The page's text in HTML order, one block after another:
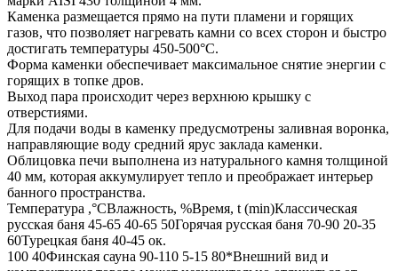
Каменка размещается прямо на пути пламени и горящих
газов, что позволяет нагревать камни со всех сторон и быстро
достигать температуры 450-500°C.
Форма каменки обеспечивает максимальное снятие энергии с
горящих в топке дров.
Выход пара происходит через верхнюю крышку с
отверстиями.
Для подачи воды в каменку предусмотрены заливная воронка,
направляющие воду средний ярус заклада каменки.
Облицовка печи выполнена из натурального камня толщиной
40 мм, которая аккумулирует тепло и преображает интерьер
банного пространства.
Температура ,°СВлажность, %Время, t (min)Классическая
русская баня 45-65 40-65 50Горячая русская баня 70-90 20-35
60Турецкая баня 40-45 ок.
100 40Финская сауна 90-110 5-15 80*Внешний вид и